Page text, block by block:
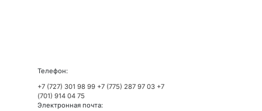
Телефон:
+7 (727) 301 98 99 +7 (775) 287 97 03 +7
(701) 914 04 75
Электронная почта: